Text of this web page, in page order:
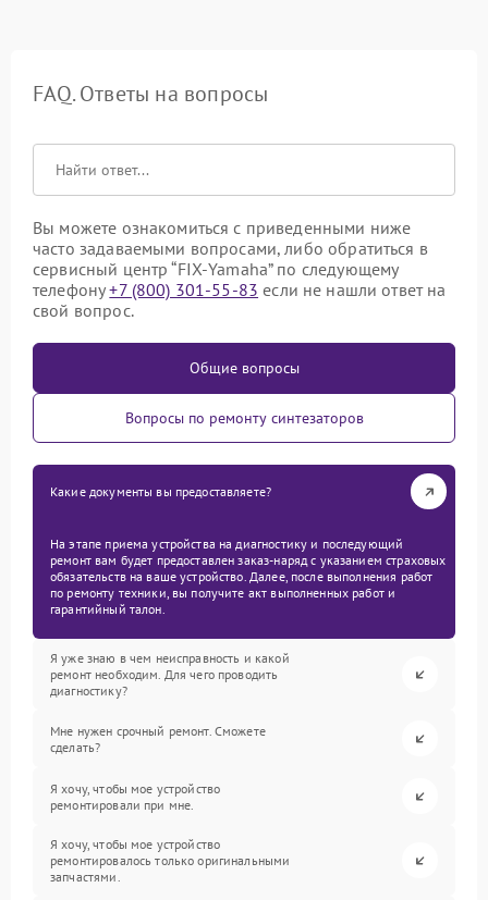
FAQ. Ответы на вопросы
Вы можете ознакомиться с приведенными ниже
часто задаваемыми вопросами, либо обратиться в
сервисный центр “FIX-Yamaha” по следующему
телефону+7 (800) 301-55-83 если не нашли ответ на
свой вопрос.
Общие вопросы
Вопросы по ремонту синтезаторов
Какие документы вы предоставляете?
На этапе приема устройства на диагностику и последующий
ремонт вам будет предоставлен заказ-наряд с указанием страховых
обязательств на ваше устройство. Далее, после выполнения работ
по ремонту техники, вы получите акт выполненных работ и
гарантийный талон.
Я уже знаю в чем неисправность и какой
ремонт необходим. Для чего проводить
диагностику?
Мне нужен срочный ремонт. Сможете
сделать?
Я хочу, чтобы мое устройство
ремонтировали при мне.
Я хочу, чтобы мое устройство
ремонтировалось только оригинальными
запчастями.